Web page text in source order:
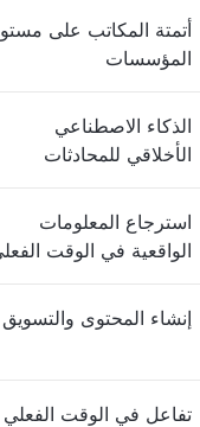
أتمتة المكاتب على
المؤسسات
الذكاء الاصطناعي
الأخلاقي للمحادثات
استرجاع المعلومات
الواقعية في الوقت
إنشاء المحتوى والتسويق
تفاعل في الوقت الفعلي